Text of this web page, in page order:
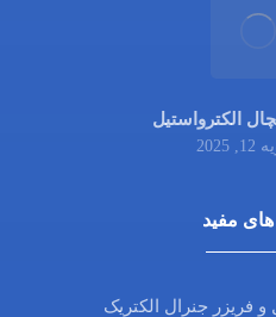
الکترواستیل
2025
های مفید
فریزر جنرال الکتریک